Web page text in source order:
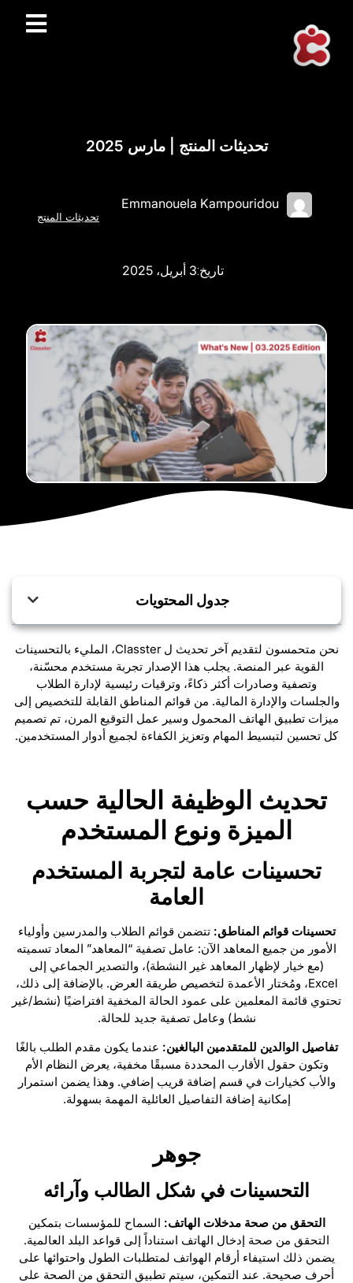
تحديثات المنتج | مارس 2025
Emmanouela Kampouridou
تحديثات المنتج
تاريخ:3 أبريل، 2025
جدول المحتويات
نحن متحمسون لتقديم آخر تحديث ل Classter، المليء بالتحسينات
القوية عبر المنصة. يجلب هذا الإصدار تجربة مستخدم محسّنة،
وتصفية وصادرات أكثر ذكاءً، وترقيات رئيسية لإدارة الطلاب
والجلسات والإدارة المالية. من قوائم المناطق القابلة للتخصيص إلى
ميزات تطبيق الهاتف المحمول وسير عمل التوقيع المرن، تم تصميم
كل تحسين لتبسيط المهام وتعزيز الكفاءة لجميع أدوار المستخدمين.
تحديث الوظيفة الحالية حسب
الميزة ونوع المستخدم
تحسينات عامة لتجربة المستخدم
العامة
تحسينات قوائم المناطق:تتضمن قوائم الطلاب والمدرسين وأولياء
الأمور من جميع المعاهد الآن: عامل تصفية “المعاهد” المعاد تسميته
(مع خيار لإظهار المعاهد غير النشطة)، والتصدير الجماعي إلى
Excel، ومُختار الأعمدة لتخصيص طريقة العرض. بالإضافة إلى ذلك،
تحتوي قائمة المعلمين على عمود الحالة المخفية افتراضيًا (نشط/غير
نشط) وعامل تصفية جديد للحالة.
تفاصيل الوالدين للمتقدمين البالغين: عندما يكون مقدم الطلب بالغًا
وتكون حقول الأقارب المحددة مسبقًا مخفية، يعرض النظام الأم
والأب كخيارات في قسم إضافة قريب إضافي. وهذا يضمن استمرار
إمكانية إضافة التفاصيل العائلية المهمة بسهولة.
جوهر
التحسينات في شكل الطالب وآرائه
التحقق من صحة مدخلات الهاتف: السماح للمؤسسات بتمكين
التحقق من صحة إدخال الهاتف استناداً إلى قواعد البلد العالمية.
يضمن ذلك استيفاء أرقام الهواتف لمتطلبات الطول واحتوائها على
أحرف صحيحة. عند التمكين، سيتم تطبيق التحقق من الصحة على